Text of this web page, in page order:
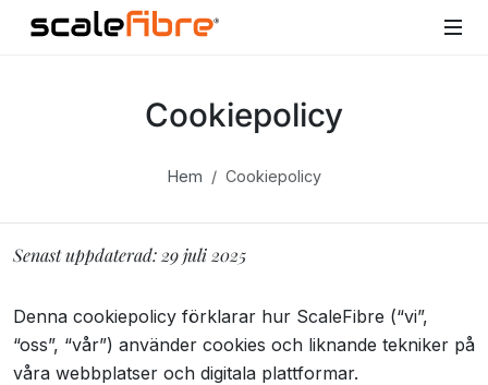
Cookiepolicy
Hem Cookiepolicy
Senast uppdaterad: 29 juli 2025
Denna cookiepolicy förklarar hur ScaleFibre (“vi”,
“oss”, “vår”) använder cookies och liknande tekniker på
våra webbplatser och digitala plattformar.